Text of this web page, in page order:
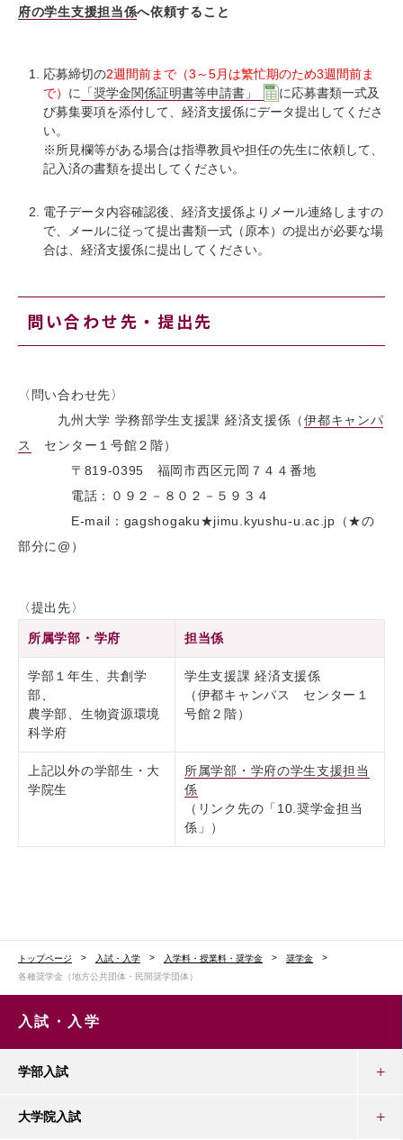
府の学生支援担当係へ依頼すること
応募締切の2週間前まで（3～5月は繁忙期のため3週間前ま
で） に 「奨学金関係証明書等申請書」
に応募書類一式及
び募集要項を添付して、経済支援係にデータ提出してくださ
い。
※所見欄等がある場合は指導教員や担任の先生に依頼して、
記入済の書類を提出してください。
電子データ内容確認後、経済支援係よりメール連絡しますの
で、メールに従って提出書類一式（原本）の提出が必要な場
合は、経済支援係に提出してください。
問い合わせ先・提出先
〈問い合わせ先〉
九州大学 学務部学生支援課 経済支援係（伊都キャンパ
ス
センター１号館２階）
〒819-0395 福岡市西区元岡７４４番地
電話：０９２－８０２－５９３４
E-mail：gagshogaku★jimu.kyushu-u.ac.jp（★の
部分に@）
〈提出先〉
所属学部・学府 担当係
学部１年生、共創学
部、
農学部、生物資源環境
科学府
学生支援課 経済支援係
（伊都キャンパス センター１
号館２階）
上記以外の学部生・大
学院生
所属学部・学府の学生支援担当
係
（リンク先の「10.奨学金担当
係」）
トップページ 入試・入学 入学料・授業料・奨学金
奨学金
各種奨学金（地方公共団体・民間奨学団体）
入試・入学
学部入試
大学院入試